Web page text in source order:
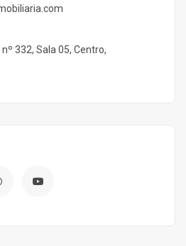
332, Sala 05, Centro,